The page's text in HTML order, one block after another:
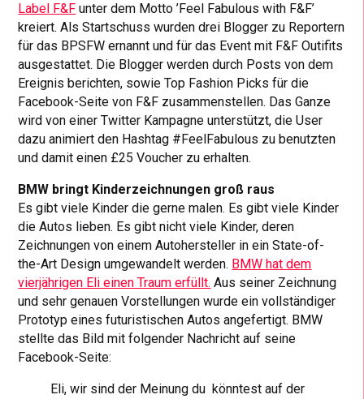
Label F&F unter dem Motto ’Feel Fabulous with F&F’
kreiert. Als Startschuss wurden drei Blogger zu Reportern
für das BPSFW ernannt und für das Event mit F&F Outifits
ausgestattet. Die Blogger werden durch Posts von dem
Ereignis berichten, sowie Top Fashion Picks für die
Facebook-Seite von F&F zusammenstellen. Das Ganze
wird von einer Twitter Kampagne unterstützt, die User
dazu animiert den Hashtag #FeelFabulous zu benutzten
und damit einen £25 Voucher zu erhalten.
BMW bringt Kinderzeichnungen groß raus
Es gibt viele Kinder die gerne malen. Es gibt viele Kinder
die Autos lieben. Es gibt nicht viele Kinder, deren
Zeichnungen von einem Autohersteller in ein State-of-
the-Art Design umgewandelt werden. BMW hat dem
vierjährigen Eli einen Traum erfüllt. Aus seiner Zeichnung
und sehr genauen Vorstellungen wurde ein vollständiger
Prototyp eines futuristischen Autos angefertigt. BMW
stellte das Bild mit folgender Nachricht auf seine
Facebook-Seite:
Eli, wir sind der Meinung du könntest auf der